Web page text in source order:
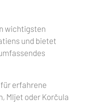
wichtigsten
und bietet
erfahrene
Mljet oder Korčula